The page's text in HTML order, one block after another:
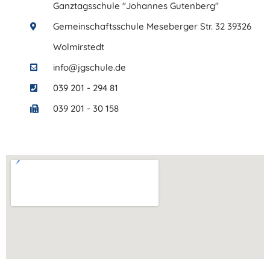
Ganztagsschule "Johannes Gutenberg"
Gemeinschaftsschule Meseberger Str. 32 39326
Wolmirstedt
info@jgschule.de
039 201 - 294 81
039 201 - 30 158